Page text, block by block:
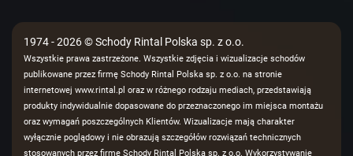
1974 - 2026 © Schody Rintal Polska sp. z o.o.
Wszystkie prawa zastrzeżone. Wszystkie zdjęcia i wizualizacje schodów
publikowane przez firmę Schody Rintal Polska sp. z o.o. na stronie
internetowej www.rintal.pl oraz w różnego rodzaju mediach, przedstawiają
produkty indywidualnie dopasowane do przeznaczonego im miejsca montażu
oraz wymagań poszczególnych Klientów. Wizualizacje mają charakter
wyłącznie poglądowy i nie obrazują szczegółów rozwiązań technicznych
stosowanych przez firmę Schody Rintal Polska sp. z o.o. Wykorzystywanie